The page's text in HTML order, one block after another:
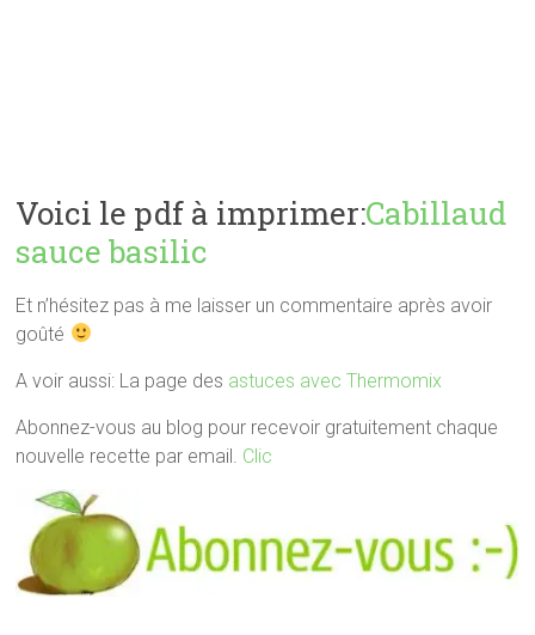
Voici le pdf à imprimer:Cabillaud
sauce basilic
Et n’hésitez pas à me laisser un commentaire après avoir
goûté
A voir aussi: La page des astuces avec Thermomix
Abonnez-vous au blog pour recevoir gratuitement chaque
nouvelle recette par email. Clic